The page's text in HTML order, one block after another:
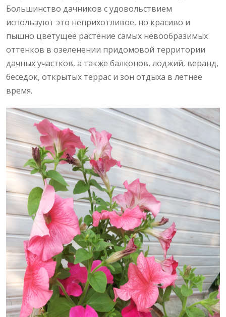
Большинство дачников с удовольствием
используют это неприхотливое, но красиво и
пышно цветущее растение самых невообразимых
оттенков в озеленении придомовой территории
дачных участков, а также балконов, лоджий, веранд,
беседок, открытых террас и зон отдыха в летнее
время.